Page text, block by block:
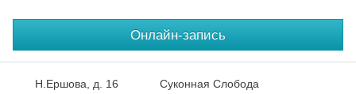
Онлайн-запись
Н.Ершова, д. 16 Суконная Слобода